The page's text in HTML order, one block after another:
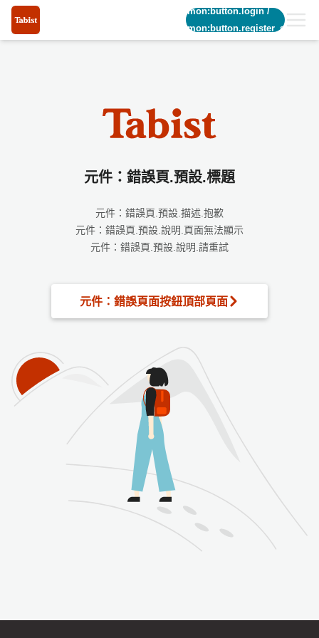
common:button.login/
common:button.register_short
元件：錯誤頁.預設.標題
元件：錯誤頁.預設.描述.抱歉
元件：錯誤頁.預設.說明.頁面無法顯示
元件：錯誤頁.預設.說明.請重試
元件：錯誤頁面按鈕頂部頁面